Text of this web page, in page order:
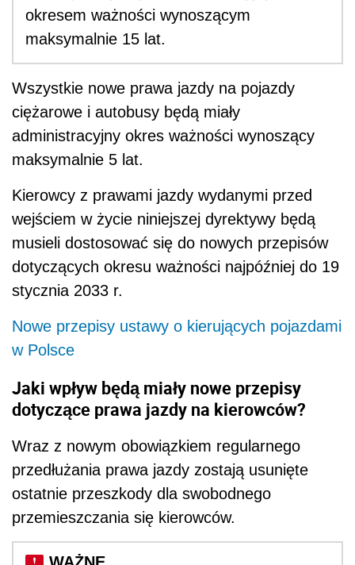
okresem ważności wynoszącym
maksymalnie 15 lat.
Wszystkie nowe prawa jazdy na pojazdy
ciężarowe i autobusy będą miały
administracyjny okres ważności wynoszący
maksymalnie 5 lat.
Kierowcy z prawami jazdy wydanymi przed
wejściem w życie niniejszej dyrektywy będą
musieli dostosować się do nowych przepisów
dotyczących okresu ważności najpóźniej do 19
stycznia 2033 r.
Nowe przepisy ustawy o kierujących pojazdami
w Polsce
Jaki wpływ będą miały nowe przepisy
dotyczące prawa jazdy na kierowców?
Wraz z nowym obowiązkiem regularnego
przedłużania prawa jazdy zostają usunięte
ostatnie przeszkody dla swobodnego
przemieszczania się kierowców.